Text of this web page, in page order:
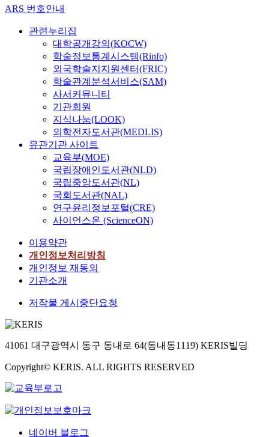
ARS 번호안내
관련누리집
대학공개강의(KOCW)
학술정보통계시스템(Rinfo)
외국학술지지원센터(FRIC)
학술관계분석서비스(SAM)
사서커뮤니티
기관회원
지식나눔(LOOK)
의학전자도서관(MEDLIS)
유관기관 사이트
교육부(MOE)
국립장애인도서관(NLD)
국립중앙도서관(NL)
국회도서관(NAL)
연구윤리정보포털(CRE)
사이언스온 (ScienceON)
이용약관
개인정보처리방침
개인정보 재동의
기관소개
저작물 게시중단요청
41061 대구광역시 동구 동내로 64(동내동1119) KERIS빌딩
Copyright© KERIS. ALL RIGHTS RESERVED
네이버 블로그